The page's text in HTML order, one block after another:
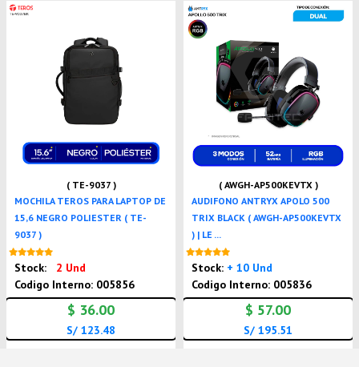
( TE-9037 )
MOCHILA TEROS PARA LAPTOP DE
15,6 NEGRO POLIESTER ( TE-
9037 )
Stock:
2 Und
Codigo Interno: 005856
$ 36.00
S/ 123.48
( AWGH-AP500KEVTX )
AUDIFONO ANTRYX APOLO 500
TRIX BLACK ( AWGH-AP500KEVTX
) | LE ...
Stock: + 10 Und
Codigo Interno: 005836
$ 57.00
S/ 195.51